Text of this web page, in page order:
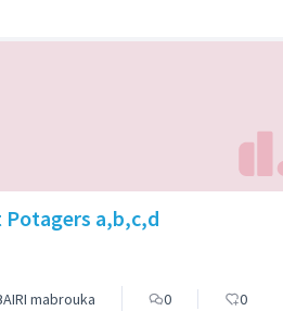
Potagers a,b,c,d
mabrouka 0 0